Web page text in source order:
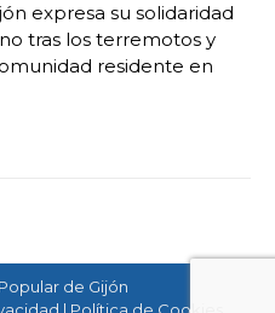
expresa su solidaridad
tras los terremotos y
residente en
de Gijón